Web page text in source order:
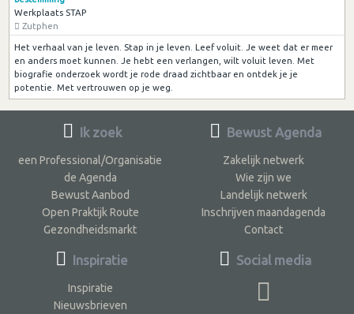
Werkplaats STAP
Zutphen
Het verhaal van je leven. Stap in je leven. Leef voluit. Je weet dat er meer
en anders moet kunnen. Je hebt een verlangen, wilt voluit leven. Met
biografie onderzoek wordt je rode draad zichtbaar en ontdek je je
potentie. Met vertrouwen op je weg.
Ik zoek
een Professional/Organisatie
de Agenda
Bewust Aanbod
Open Praktijk Route
Gezondheidsmarkt
Inspiratie
Inspiratie
Nieuwsbrieven
Bewust Agenda
Zakelijk netwerk
Wie zijn we
Landelijk netwerk
Inschrijven maandagenda
Contact
Social media